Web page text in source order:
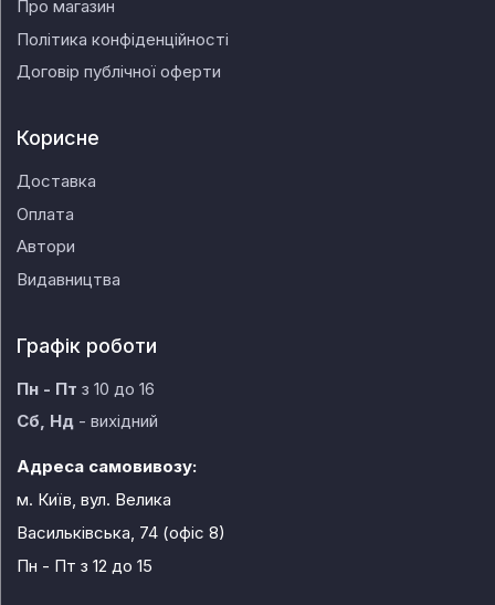
Про магазин
Політика конфіденційності
Договір публічної оферти
Корисне
Доставка
Оплата
Автори
Видавництва
Графік роботи
Пн - Пт з 10 до 16
Сб, Нд - вихідний
Адреса самовивозу:
м. Київ, вул. Велика
Васильківська, 74 (офіс 8)
Пн - Пт з 12 до 15